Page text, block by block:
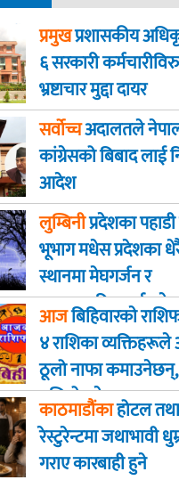
प्रमुखप्रशासकीय
६ सरकारी
भ्रष्टाचार मुद्दा दायर
सर्वोच्चअदालतले
कांग्रेसको बिबाद लाई
आदेश
लुम्बिनीप्रदेशका
भूभाग मधेस प्रदेशका
स्थानमा मेघगर्जन र
चट्याङसहित वर्षा हुने
आजबिहिवारकाे
४ राशिका
ठूलो नाफा कमाउनेछन्,
बलियो हुनेछ
काठमाडौंकाहोटल तथा
रेस्टुरेन्टमा जथाभावी
गराए कारबाही हुने